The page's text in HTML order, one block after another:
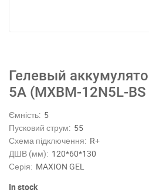
Гелевый
5A (MXBM-12N5L-BS
Ємність: 5
Пусковий струм: 55
Схема підключення: R+
ДШВ (мм): 120*60*130
Серія: MAXION GEL
In stock